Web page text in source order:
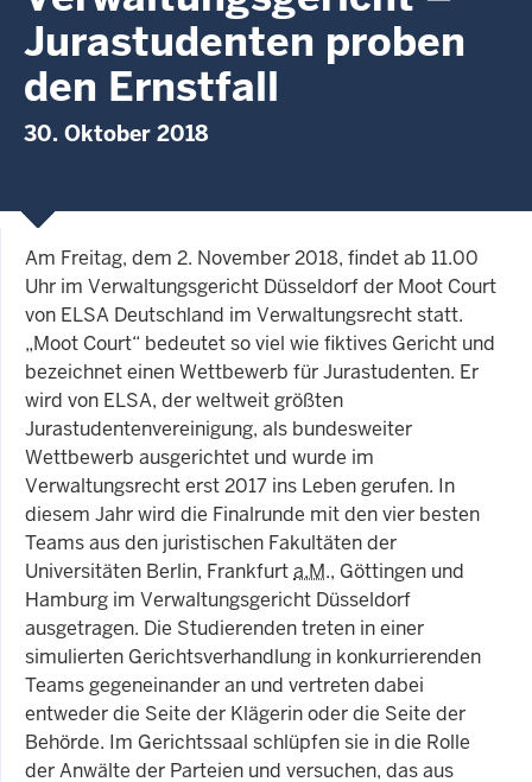
Jurastudenten proben
den Ernstfall
30. Oktober 2018
Am Freitag, dem 2. November 2018, findet ab 11.00
Uhr im Verwaltungsgericht Düsseldorf der Moot Court
von ELSA Deutschland im Verwaltungsrecht statt.
„Moot Court“ bedeutet so viel wie fiktives Gericht und
bezeichnet einen Wettbewerb für Jurastudenten. Er
wird von ELSA, der weltweit größten
Jurastudentenvereinigung, als bundesweiter
Wettbewerb ausgerichtet und wurde im
Verwaltungsrecht erst 2017 ins Leben gerufen. In
diesem Jahr wird die Finalrunde mit den vier besten
Teams aus den juristischen Fakultäten der
Universitäten Berlin, Frankfurta.M., Göttingen und
Hamburg im Verwaltungsgericht Düsseldorf
ausgetragen. Die Studierenden treten in einer
simulierten Gerichtsverhandlung in konkurrierenden
Teams gegeneinander an und vertreten dabei
entweder die Seite der Klägerin oder die Seite der
Behörde. Im Gerichtssaal schlüpfen sie in die Rolle
der Anwälte der Parteien und versuchen, das aus